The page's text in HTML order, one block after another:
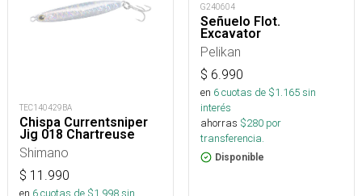
TEC140429BA
Chispa Currentsniper
Jig 018 Chartreuse
Shimano
$ 11.990
en 6cuotas de $1.998sin
G240604
Señuelo Flot.
Excavator
Pelikan
$ 6.990
en 6cuotas de $1.165sin
interés
ahorras $280 por
transferencia.
Disponible